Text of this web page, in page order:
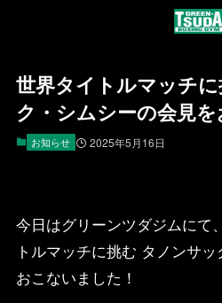
世界タイトルマッチ
ク・シムシーの会見
お知らせ 2025年5月16日
今日はグリーンツダジムにて
トルマッチに挑む タノンサ
おこないました！